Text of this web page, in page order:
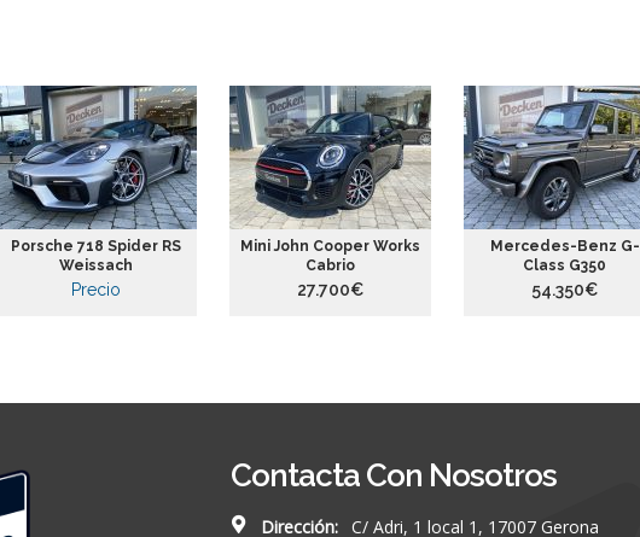
Porsche 718 Spider RS
Weissach
Precio
Mini John Cooper Works
Cabrio
27.700€
Mercedes-Benz G-
Class G350
54.350€
Contacta Con Nosotros
Dirección: C/ Adri, 1 local 1, 17007 Gerona